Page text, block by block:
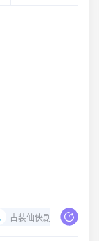
古装仙侠剧下载